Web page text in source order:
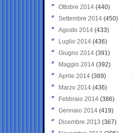
Ottobre 2014 (440)
Settembre 2014 (450)
Agosto 2014 (433)
Luglio 2014 (436)
Giugno 2014 (391)
Maggio 2014 (392)
Aprile 2014 (389)
Marzo 2014 (436)
Febbraio 2014 (386)
Gennaio 2014 (419)
Dicembre 2013 (367)